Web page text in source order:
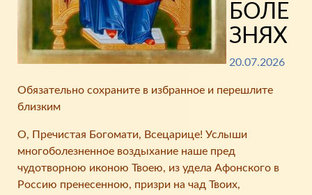
БОЛЕ
ЗНЯХ
20.07.2026
Обязательно сохраните в избранное и перешлите
близким
О, Пречистая Богомати, Всецарице! Услыши
многоболезненное воздыхание наше пред
чудотворною иконою Твоею, из удела Афонского в
Россию пренесенною, призри на чад Твоих,